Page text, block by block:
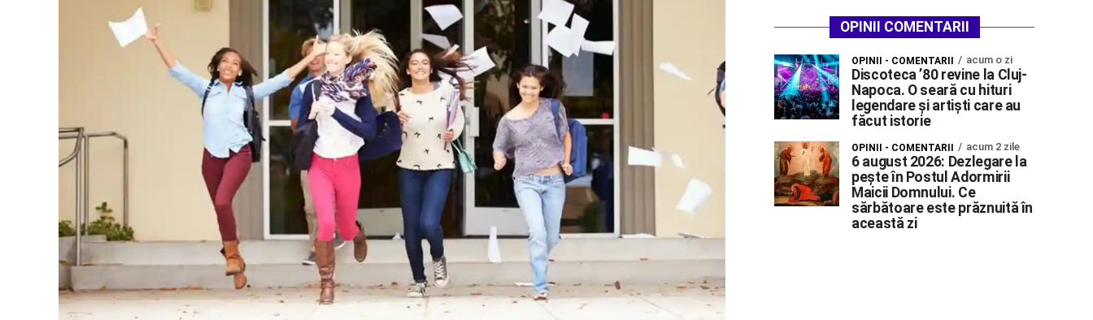
OPINII COMENTARII
OPINII - COMENTARII acum o zi
Discoteca ’80 revine la Cluj-
Napoca. O seară cu hituri
legendare și artiști care au
făcut istorie
OPINII - COMENTARII acum 2 zile
6 august 2026: Dezlegare la
pește în Postul Adormirii
Maicii Domnului. Ce
sărbătoare este prăznuită în
această zi